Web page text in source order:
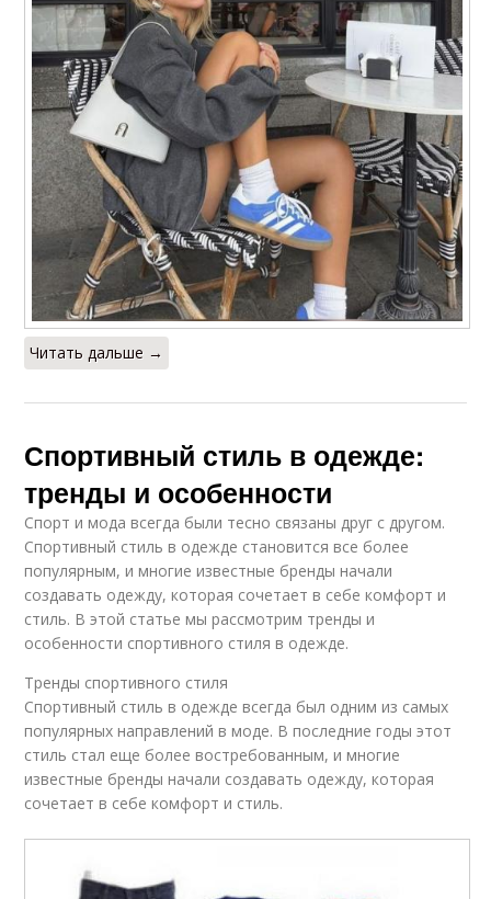
Читать дальше →
Спортивный стиль в одежде:
тренды и особенности
Спорт и мода всегда были тесно связаны друг с другом.
Спортивный стиль в одежде становится все более
популярным, и многие известные бренды начали
создавать одежду, которая сочетает в себе комфорт и
стиль. В этой статье мы рассмотрим тренды и
особенности спортивного стиля в одежде.
Тренды спортивного стиля
Спортивный стиль в одежде всегда был одним из самых
популярных направлений в моде. В последние годы этот
стиль стал еще более востребованным, и многие
известные бренды начали создавать одежду, которая
сочетает в себе комфорт и стиль.